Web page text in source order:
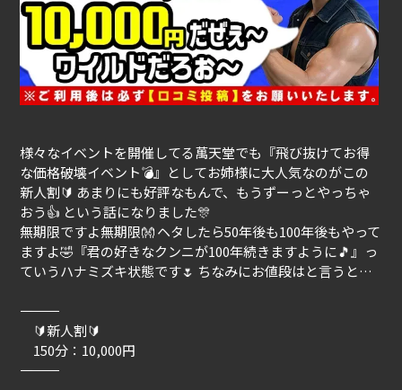
様々なイベントを開催してる萬天堂でも『飛び抜けてお得
な価格破壊イベント💣』としてお姉様に大人気なのがこの
新人割🔰 あまりにも好評なもんで、もうずーっとやっちゃ
おう👍 という話になりました🎊
無期限ですよ無期限👐 ヘタしたら50年後も100年後もやって
ますよ🤣『君の好きなクンニが100年続きますように🎵』っ
ていうハナミズキ状態です🌷 ちなみにお値段はと言うと…
―――――――――――――
🔰新人割🔰
150分：10,000円
―――――――――――――